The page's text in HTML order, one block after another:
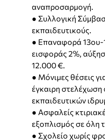
αναπροσαρμογή.
● Συλλογική
εκπαιδευτικούς.
● Επαναφορά 13ου-
εισφοράς 2%,
12.000 €.
● Μόνιμες θέσεις
έγκαιρη
εκπαιδευτικών
● Ασφαλείς
εξοπλισμός σε όλη
● Σχολείο χωρίς